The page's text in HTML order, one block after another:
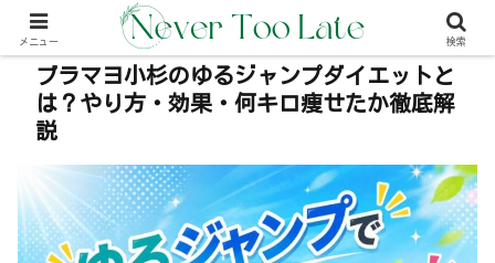
本事内には広告が含む場合があります（PR）
ブラマヨ小杉のゆるジャンプダイエットと
は？やり方・効果・何キロ痩せたか徹底解
説
メニュー 検索